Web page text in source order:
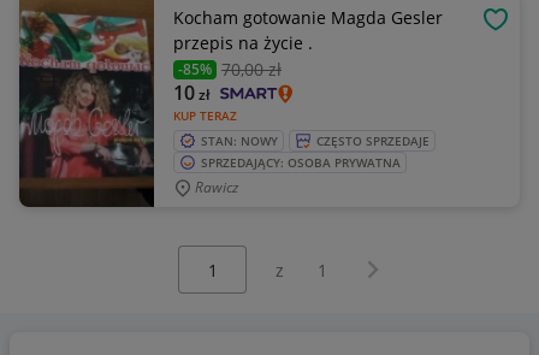
Kocham gotowanie Magda Gesler
przepis na życie .
-85% 70,00 zł
KUP TERAZ
10zł
STAN: NOWY
CZĘSTO SPRZEDAJE
SPRZEDAJĄCY: OSOBA PRYWATNA
Rawicz
z 1 Następna strona